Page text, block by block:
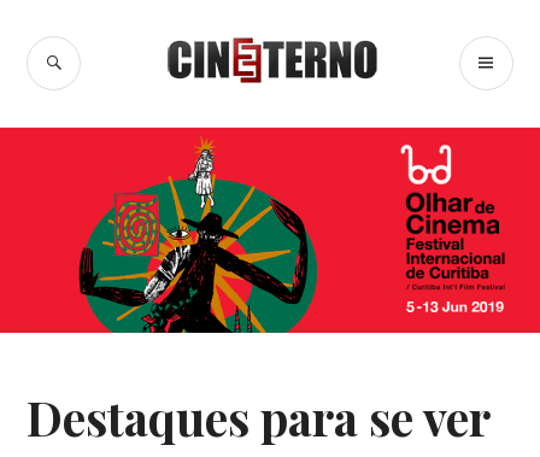
para
conteúdo
Cine Eterno
BUSCA
OLHAR
DE
Destaques para se ver